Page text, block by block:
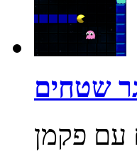
שטחים